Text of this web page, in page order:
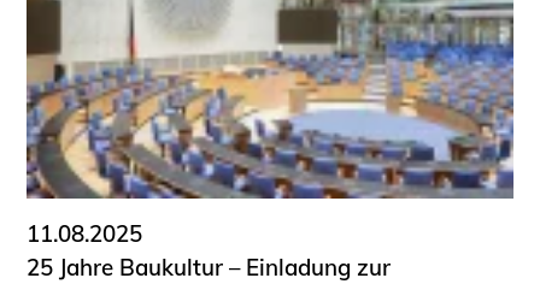
11.08.2025
25 Jahre Baukultur – Einladung zur